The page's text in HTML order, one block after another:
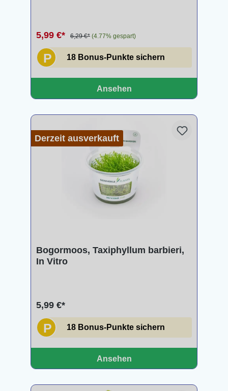
5,99 €* 6,29 €* (4.77% gespart)
P 18 Bonus-Punkte sichern
Ansehen
Derzeit ausverkauft
Bogormoos, Taxiphyllum barbieri,
In Vitro
5,99 €*
P 18 Bonus-Punkte sichern
Ansehen